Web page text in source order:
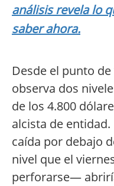
análisis revela lo
saber ahora.
Desde el punto
observa dos
de los 4.800
alcista de
caída por debajo
nivel que el
perforarse—